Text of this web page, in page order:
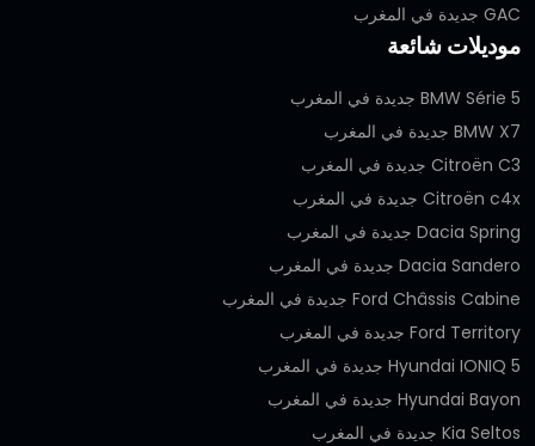
GAC جديدة في المغرب
موديلات شائعة
BMW Série 5 جديدة في المغرب
BMW X7 جديدة في المغرب
Citroën C3 جديدة في المغرب
Citroën c4x جديدة في المغرب
Dacia Spring جديدة في المغرب
Dacia Sandero جديدة في المغرب
Ford Châssis Cabine جديدة في المغرب
Ford Territory جديدة في المغرب
Hyundai IONIQ 5 جديدة في المغرب
Hyundai Bayon جديدة في المغرب
Kia Seltos جديدة في المغرب